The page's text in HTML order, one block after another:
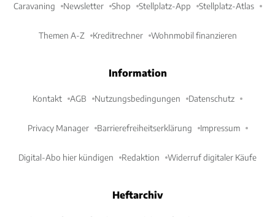
Caravaning Newsletter Shop Stellplatz-App Stellplatz-Atlas
Themen A-Z Kreditrechner Wohnmobil finanzieren
Information
Kontakt AGB Nutzungsbedingungen Datenschutz
Privacy Manager Barrierefreiheitserklärung Impressum
Digital-Abo hier kündigen Redaktion Widerruf digitaler Käufe
Heftarchiv